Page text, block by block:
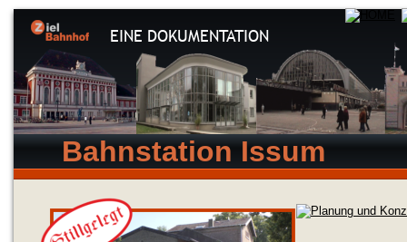
EINE DOKUMENTATION
Bahnstation Issum